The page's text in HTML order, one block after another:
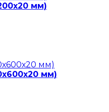
мм)
мм)